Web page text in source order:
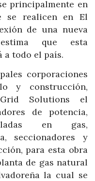
principalmente en
se realicen en El
de una nueva
que esta
a todo el país.
corporaciones
y construcción,
Solutions el
de potencia,
en gas,
seccionadores y
para esta obra
de gas natural
la cual se